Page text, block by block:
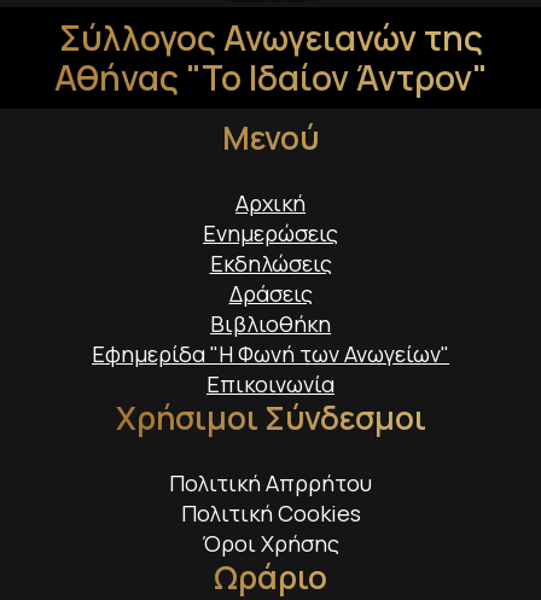
Σύλλογος Ανωγειανών της
Αθήνας "Το Ιδαίον Άντρον"
Μενού
Αρχική
Ενημερώσεις
Εκδηλώσεις
Δράσεις
Βιβλιοθήκη
Εφημερίδα "Η Φωνή των Ανωγείων"
Επικοινωνία
Χρήσιμοι Σύνδεσμοι
Πολιτική Απρρήτου
Πολιτική Cookies
Όροι Χρήσης
Ωράριο